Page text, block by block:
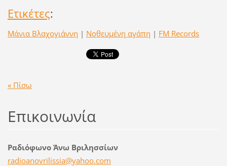
Ετικέτες:
Μάνια Βλαχογιάννη | Νοθευμένη αγάπη | FM Records
« Πίσω
Επικοινωνία
Ραδιόφωνο Άνω Βριλησσίων
radioanovrilissia@yahoo.com